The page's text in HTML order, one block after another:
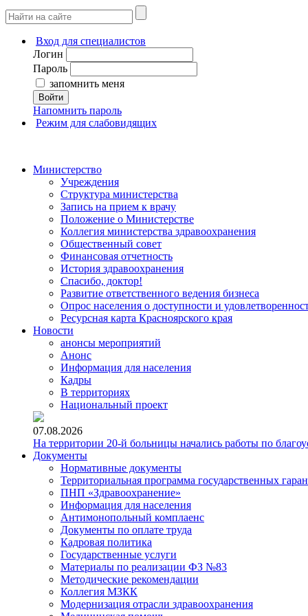
Вход для специалистов
Логин
Пароль
запомнить меня
Войти
Напомнить пароль
Режим для слабовидящих
Министерство
Учреждения
Структура министерства
Запись на прием к врачу
Положение о Министерстве
Коллегия министерства здравоохранения
Общественный совет
Финансовая отчетность
История здравоохранения
Спасибо, доктор!
Развитие ответственного ведения бизнеса
Опрос населения о доступности и
Ресурсная карта Красноярского края
Новости
анонсы мероприятий
Анонс
Информация для населения
Кадры
В территориях
Национальный проект
07.08.2026
На территории 20-й больницы начались работы по
Документы
Нормативные документы
Территориальная программа государственных
ПНП «Здравоохранение»
Информация для населения
Антимонопольный комплаенс
Документы по оплате труда
Кадровая политика
Государственные услуги
Материалы по реализации ФЗ №83
Методические рекомендации
Коллегия МЗКК
Модернизация отрасли здравоохранения